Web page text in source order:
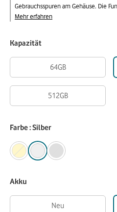
Gebrauchsspuren am Gehäuse. Die
Mehr erfahren
Kapazität
64GB
512GB
Farbe : Silber
Akku
Neu